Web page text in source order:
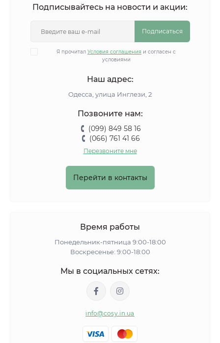
Подписывайтесь на новости и акции:
Подписаться
Я прочитал Условия соглашения и согласен с
условиями
Наш адрес:
Одесса, улица Инглези, 2
Позвоните нам:
(099) 849 58 16
(066) 761 41 66
Перезвоните мне
Перейти в контакты
Время работы
Понедельник-пятница 9:00-18:00
Воскресенье: 9:00-18:00
Мы в социальных сетях:
info@cosy.in.ua